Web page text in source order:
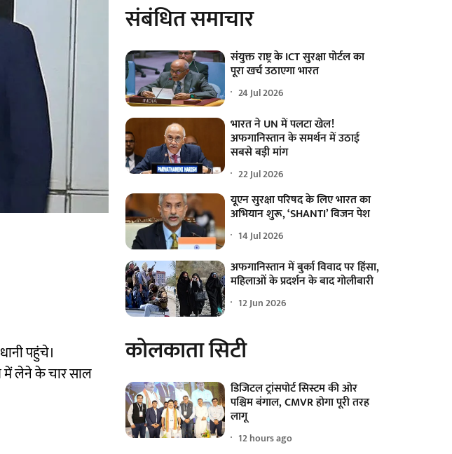
पहुंचे।
में लेने के चार साल
संबंधित समाचार
संयुक्त राष्ट्र के ICT सुरक्षा पोर्टल का
पूरा खर्च उठाएगा भारत
24 Jul 2026
भारत ने UN में पलटा खेल!
अफगानिस्तान के समर्थन में उठाई
सबसे बड़ी मांग
22 Jul 2026
यूएन सुरक्षा परिषद के लिए भारत का
अभियान शुरू, ‘SHANTI’ विजन पेश
14 Jul 2026
अफगानिस्तान में बुर्का विवाद पर हिंसा,
महिलाओं के प्रदर्शन के बाद गोलीबारी
12 Jun 2026
कोलकाता सिटी
डिजिटल ट्रांसपोर्ट सिस्टम की ओर
पश्चिम बंगाल, CMVR होगा पूरी तरह
लागू
12 hours ago